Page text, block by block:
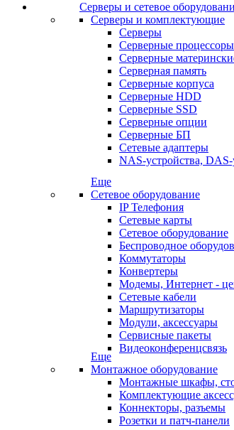
Серверы и сетевое
Серверы и комплектующие
Серверы
Серверные процессоры
Серверные
Серверная память
Серверные корпуса
Серверные HDD
Серверные SSD
Серверные опции
Серверные БП
Сетевые адаптеры
NAS-устройства, DAS-
Еще
Сетевое оборудование
IP Телефония
Сетевые карты
Сетевое оборудование
Беспроводное
Коммутаторы
Конвертеры
Модемы, Интернет -
Сетевые кабели
Маршрутизаторы
Модули, аксессуары
Сервисные пакеты
Видеоконференцсвязь
Еще
Монтажное оборудование
Монтажные шкафы,
Комплектующие
Коннекторы, разъемы
Розетки и патч-панели